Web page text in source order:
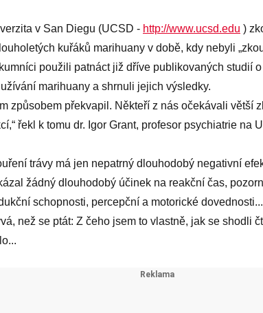
v San Diegu (UCSD - http://www.ucsd.edu )
kuřáků marihuany v době, kdy nebyli
použili patnáct již dříve publikovaných studií
marihuany a shrnuli jejich výsledky.
způsobem překvapil. Někteří z nás očekávali větší
řekl k tomu dr. Igor Grant, profesor psychiatrie na
trávy má jen nepatrný dlouhodobý negativní
žádný dlouhodobý účinek na reakční čas,
schopnosti, percepční a motorické dovednosti...
než se ptát: Z čeho jsem to vlastně, jak se shodli